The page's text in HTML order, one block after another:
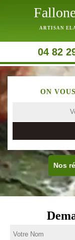
ARTISAN
04 82
ON
Nos